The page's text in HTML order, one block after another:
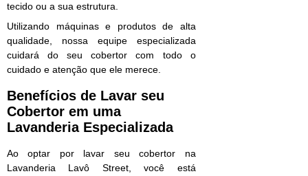
tecido ou a sua estrutura.
Utilizando máquinas e produtos de alta
qualidade, nossa equipe especializada
cuidará do seu cobertor com todo o
cuidado e atenção que ele merece.
Benefícios de Lavar seu
Cobertor em uma
Lavanderia Especializada
Ao optar por lavar seu cobertor na
Lavanderia Lavô Street, você está